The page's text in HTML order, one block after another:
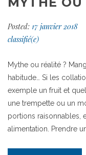
Posted: 17 janvier 2018
classifié(e)
Mythe ou réalité ?
habitude… Si les
exemple un fruit et
une trempette ou un
portions raisonnables,
alimentation. Prendre